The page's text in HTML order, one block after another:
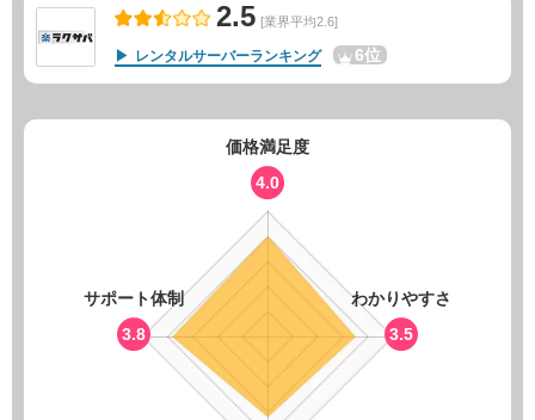
2.5 [業界平均2.6]
レンタルサーバーランキング 6位
価格満足度
4.0
わかりやすさ
3.5
サポート体制
3.8